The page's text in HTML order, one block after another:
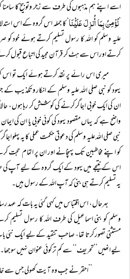
اسے اپنے ہم مذہبوں کی طرف سے زجر وتوبیخ کا سامنا
’نُؤْمِنُ بِمَا أُنزِلَ عَلَیْْنَا‘ کا جملہ اس گروہ کے اس
علیہ وسلم کو اللہ کا رسول تسلیم کرتے ہوئے خود
کرتے اور اس سے ہٹ کر قرآن مجید کی اتباع قبول کرنے
میری اس رائے پر نقد کرتے ہوئے ایک تو اس کو
یہود کو نبی صلی اللہ علیہ وسلم کے انکار
ان کی ایک خوبی اجاگر کرنے کی کوشش کر رہا ہوں،
واضح ہے کہ یہاں مقصود یہود کی کوئی خوبی یا ان کی
نبی صلی اللہ علیہ وسلم کی دعوتی حکمت عملی کا یہ
کو اپنے مخاطبین تک پہنچانے اور ان پر اتمام حجت
اس کے نتیجے میں یہود کے ایک گروہ کے لیے آپ کی
یہ تسلیم کرتے ہی بنی کہ آپ اللہ کے رسول ہیں۔
بہرحال، اس اقتباس میں کہی گئی یہ بات کہ عہد
وسلم کو بنی اسماعیل کی طرف اللہ کا رسول
مستثنیٰ تصور کرتا تھا، صاحب تنقید کے لیے ایک
لیے انھیں ’’تحریف‘‘ سے کم تر کوئی عنوان نہیں
’’احقر نے جب وہ آیت کھولی جس سے